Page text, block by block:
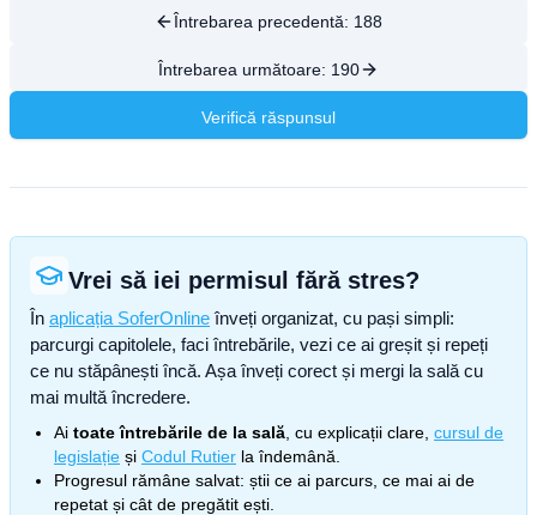
Întrebarea precedentă: 188
Întrebarea următoare: 190
Verifică răspunsul
Vrei să iei permisul fără stres?
În aplicația SoferOnline înveți organizat, cu pași simpli:
parcurgi capitolele, faci întrebările, vezi ce ai greșit și repeți
ce nu stăpânești încă. Așa înveți corect și mergi la sală cu
mai multă încredere.
Ai toate întrebările de la sală , cu explicații clare, cursul de
legislație și Codul Rutier la îndemână.
Progresul rămâne salvat: știi ce ai parcurs, ce mai ai de
repetat și cât de pregătit ești.